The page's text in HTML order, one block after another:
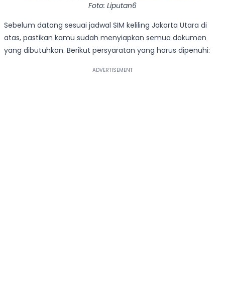
Foto: Liputan6
Sebelum datang sesuai jadwal SIM keliling Jakarta Utara di
atas, pastikan kamu sudah menyiapkan semua dokumen
yang dibutuhkan. Berikut persyaratan yang harus dipenuhi: